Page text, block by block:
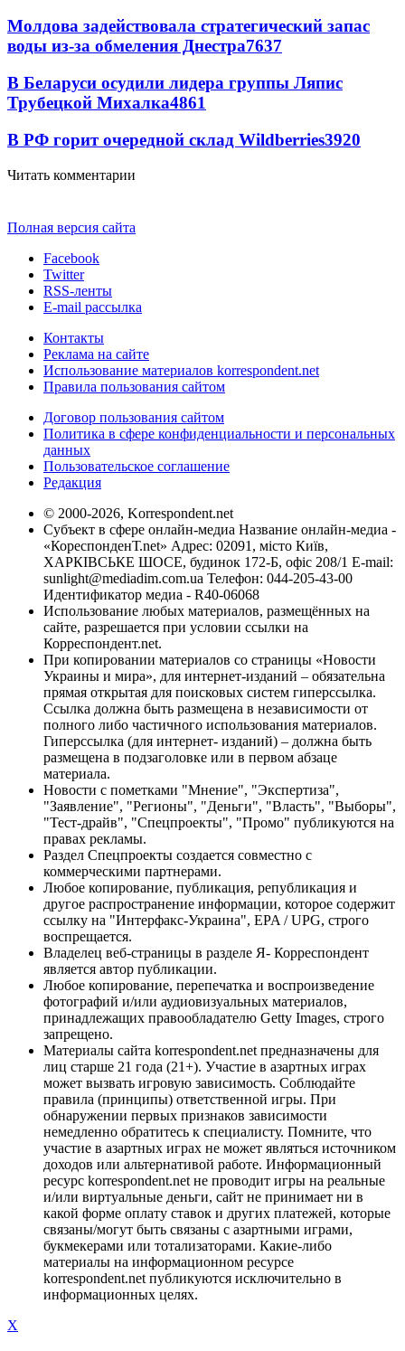
Молдова задействовала стратегический запас
воды из-за обмеления Днестра7637
В Беларуси осудили лидера группы Ляпис
Трубецкой Михалка4861
В РФ горит очередной склад Wildberries3920
Читать комментарии
Полная версия сайта
Facebook
Twitter
RSS-ленты
E-mail рассылка
Контакты
Реклама на сайте
Использование материалов korrespondent.net
Правила пользования сайтом
Договор пользования сайтом
Политика в сфере конфиденциальности и персональных
данных
Пользовательское соглашение
Редакция
© 2000-2026, Korrespondent.net
Субъект в сфере онлайн-медиа Название онлайн-медиа -
«КореспонденТ.net» Адрес: 02091, місто Київ,
ХАРКІВСЬКЕ ШОСЕ, будинок 172-Б, офіс 208/1 E-mail:
sunlight@mediadim.com.ua Телефон: 044-205-43-00
Идентификатор медиа - R40-06068
Использование любых материалов, размещённых на
сайте, разрешается при условии ссылки на
Корреспондент.net.
При копировании материалов со страницы «Новости
Украины и мира», для интернет-изданий – обязательна
прямая открытая для поисковых систем гиперссылка.
Ссылка должна быть размещена в независимости от
полного либо частичного использования материалов.
Гиперссылка (для интернет- изданий) – должна быть
размещена в подзаголовке или в первом абзаце
материала.
Новости с пометками "Мнение", "Экспертиза",
"Заявление", "Регионы", "Деньги", "Власть", "Выборы",
"Тест-драйв", "Спецпроекты", "Промо" публикуются на
правах рекламы.
Раздел Спецпроекты создается совместно с
коммерческими партнерами.
Любое копирование, публикация, републикация и
другое распространение информации, которое содержит
ссылку на "Интерфакс-Украина", EPA / UPG, строго
воспрещается.
Владелец веб-страницы в разделе Я- Корреспондент
является автор публикации.
Любое копирование, перепечатка и воспроизведение
фотографий и/или аудиовизуальных материалов,
принадлежащих правообладателю Getty Images, строго
запрещено.
Материалы сайта korrespondent.net предназначены для
лиц старше 21 года (21+). Участие в азартных играх
может вызвать игровую зависимость. Соблюдайте
правила (принципы) ответственной игры. При
обнаружении первых признаков зависимости
немедленно обратитесь к специалисту. Помните, что
участие в азартных играх не может являться источником
доходов или альтернативой работе. Информационный
ресурс korrespondent.net не проводит игры на реальные
и/или виртуальные деньги, сайт не принимает ни в
какой форме оплату ставок и других платежей, которые
связаны/могут быть связаны с азартными играми,
букмекерами или тотализаторами. Какие-либо
материалы на информационном ресурсе
korrespondent.net публикуются исключительно в
информационных целях.
X